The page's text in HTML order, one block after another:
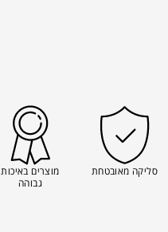
סליקה מאובטחת
מוצרים באיכות
גבוהה